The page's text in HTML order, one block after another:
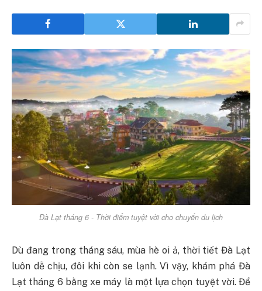
Đà Lạt tháng 6 - Thời điểm tuyệt vời cho chuyến du lịch
Dù đang trong tháng sáu, mùa hè oi ả, thời tiết Đà Lạt
luôn dễ chịu, đôi khi còn se lạnh. Vì vậy, khám phá Đà
Lạt tháng 6 bằng xe máy là một lựa chọn tuyệt vời. Để